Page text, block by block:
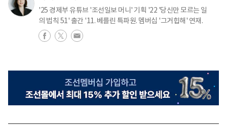
'25 경제부 유튜브 '조선일보 머니' 기획 '22 '당신만 모르는 일
의 법칙 51' 출간 '11. 베를린 특파원. 멤버십 '그거힙해' 연재.